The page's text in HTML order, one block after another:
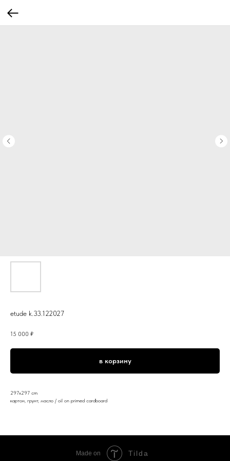
etude k.33.122027
15 000 ₽
в корзину
297x297 cm
картон, грунт, масло / oil on primed cardboard
Made on Tilda